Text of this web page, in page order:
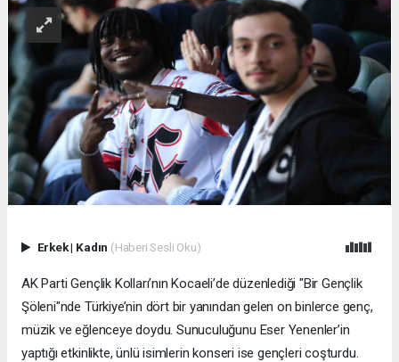
Erkek| Kadın (Haberi Sesli Oku)
AK Parti Gençlik Kolları’nın Kocaeli’de düzenlediği "Bir Gençlik
Şöleni"nde Türkiye’nin dört bir yanından gelen on binlerce genç,
müzik ve eğlenceye doydu. Sunuculuğunu Eser Yenenler’in
yaptığı etkinlikte, ünlü isimlerin konseri ise gençleri coşturdu.